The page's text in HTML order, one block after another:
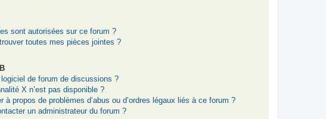
sont autorisées sur ce forum ?
toutes mes pièces jointes ?
de forum de discussions ?
X n’est pas disponible ?
à propos de problèmes d’abus ou d’ordres légaux liés à ce forum ?
un administrateur du forum ?